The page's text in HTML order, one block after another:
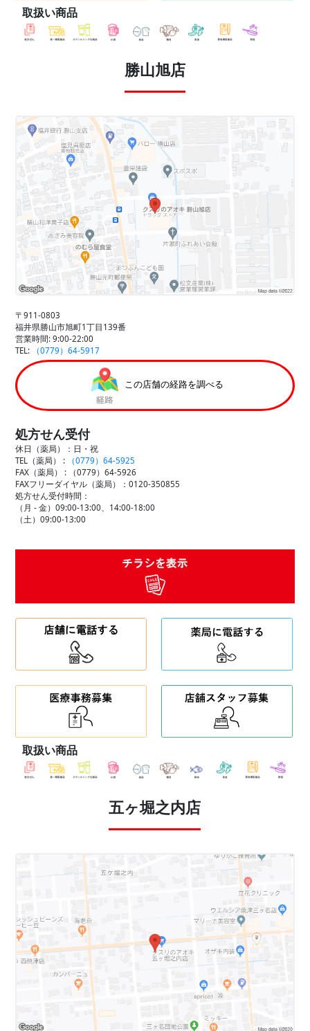
取扱い商品
勝山旭店
〒911-0803
福井県勝山市旭町1丁目139番
営業時間: 9:00-22:00
TEL:
（0779）64-5917
この店舗の経路を調べる
処方せん受付
休日（薬局）：日・祝
TEL（薬局） :
（0779）64-5925
FAX（薬局） :
（0779）64-5926
FAXフリーダイヤル（薬局）：0120-350855
処方せん受付時間：
（月 - 金）09:00-13:00、14:00-18:00
（土）09:00-13:00
取扱い商品
五ヶ堀之内店